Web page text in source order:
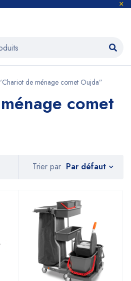
de ménage comet Oujda”
comet
Trier par Par défaut